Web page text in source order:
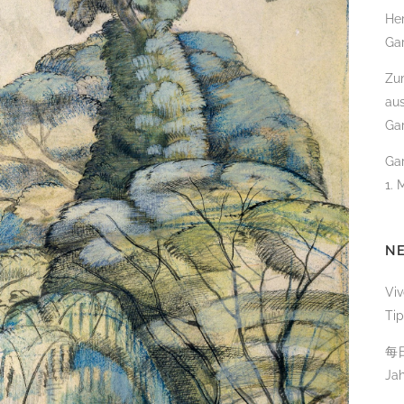
GARTENBAU
SCHWIMMTEICHE
POOLBAU &
KOITEICH
DACHBEGRÜNUNG
FASSADENBEGRÜNUNG
URBANER RAUM – DER
STADTGARTEN
GARTENPFLEGE
BAUMPFLEGE &
1.
每